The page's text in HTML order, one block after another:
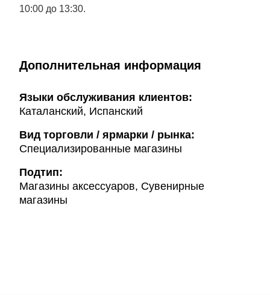
10:00 до 13:30.
Дополнительная информация
Языки обслуживания клиентов:
Каталанский, Испанский
Вид торговли / ярмарки / рынка:
Специализированные магазины
Подтип:
Магазины аксессуаров, Сувенирные
магазины